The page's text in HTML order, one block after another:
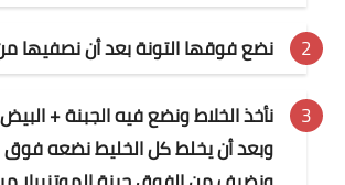
نضع فوقها التونة بعد أن نصفيها
نأخذ الخلاط ونضع فيه الجبنة +
وبعد أن يخلط كل الخليط نضعه فوق